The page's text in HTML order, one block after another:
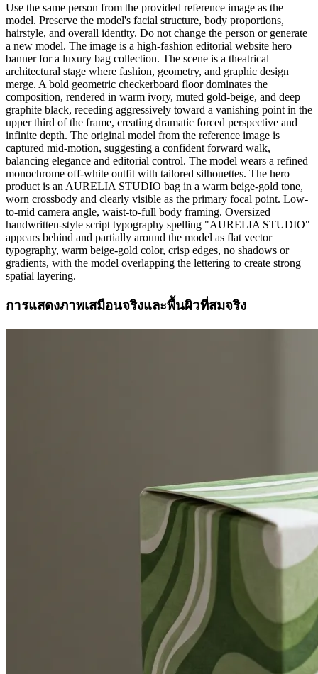
Use the same person from the provided reference image as the
model. Preserve the model's facial structure, body proportions,
hairstyle, and overall identity. Do not change the person or generate
a new model. The image is a high-fashion editorial website hero
banner for a luxury bag collection. The scene is a theatrical
architectural stage where fashion, geometry, and graphic design
merge. A bold geometric checkerboard floor dominates the
composition, rendered in warm ivory, muted gold-beige, and deep
graphite black, receding aggressively toward a vanishing point in the
upper third of the frame, creating dramatic forced perspective and
infinite depth. The original model from the reference image is
captured mid-motion, suggesting a confident forward walk,
balancing elegance and editorial control. The model wears a refined
monochrome off-white outfit with tailored silhouettes. The hero
product is an AURELIA STUDIO bag in a warm beige-gold tone,
worn crossbody and clearly visible as the primary focal point. Low-
to-mid camera angle, waist-to-full body framing. Oversized
handwritten-style script typography spelling "AURELIA STUDIO"
appears behind and partially around the model as flat vector
typography, warm beige-gold color, crisp edges, no shadows or
gradients, with the model overlapping the lettering to create strong
spatial layering.
การแสดงภาพเสมือนจริงและพื้นผิวที่สมจริง